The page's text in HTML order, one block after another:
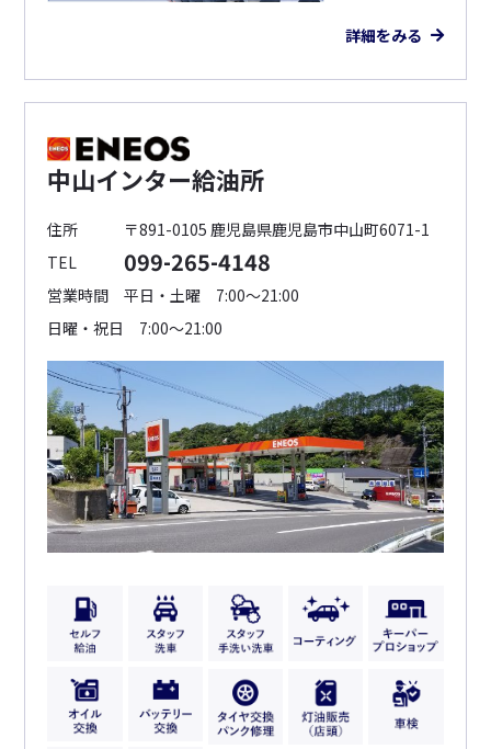
詳細をみる
中山インター給油所
住所
〒891-0105 鹿児島県鹿児島市中山町6071-1
TEL
099-265-4148
営業時間
平日・土曜 7:00～21:00
日曜・祝日 7:00～21:00